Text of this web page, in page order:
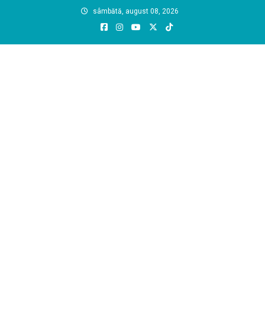
sâmbătă, august 08, 2026